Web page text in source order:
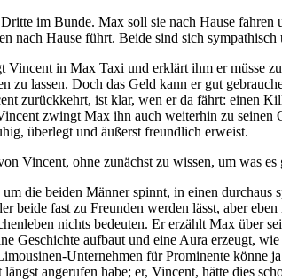
im Bunde. Max soll sie nach Hause
nach Hause führt. Beide sind sich
Vincent in Max Taxi und erklärt ihm er
zu lassen. Doch das Geld kann er gut
zurückkehrt, ist klar, wen er da fährt: einen
zwingt Max ihn auch weiterhin zu
überlegt und äußerst freundlich erweist.
Vincent, ohne zunächst zu wissen, um was es
die beiden Männer spinnt, in einen
beide fast zu Freunden werden lässt, aber
nichts bedeuten. Er erzählt Max
Geschichte aufbaut und eine Aura erzeugt,
Unternehmen für Prominente könne
angerufen habe; er, Vincent, hätte dies